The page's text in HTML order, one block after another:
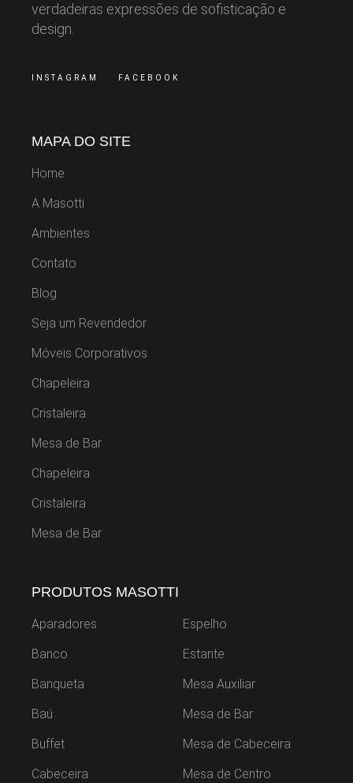
verdadeiras expressões de sofisticação e
design.
INSTAGRAM FACEBOOK
MAPA DO SITE
Home
A Masotti
Ambientes
Contato
Blog
Seja um Revendedor
Móveis Corporativos
Chapeleira
Cristaleira
Mesa de Bar
Chapeleira
Cristaleira
Mesa de Bar
PRODUTOS MASOTTI
Aparadores
Banco
Banqueta
Baú
Buffet
Cabeceira
Espelho
Estante
Mesa Auxiliar
Mesa de Bar
Mesa de Cabeceira
Mesa de Centro